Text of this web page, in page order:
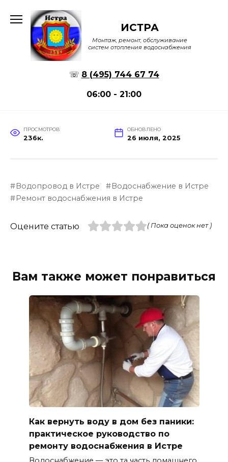
содержанию
ИСТРА
Монтаж, ремонт, обслуживание
систем отопления водоснабжения
☏ 8 (495) 744 67 74
06:00 - 21:00
ПРОСМОТРОВ
236к.
ОБНОВЛЕНО
26 июля, 2025
Водопровод в Истре
Водоснабжение в Истре
Ремонт водоснабжения в Истре
Оцените статью ( Пока оценок нет )
Вам также может понравиться
Как вернуть воду в дом без паники:
практическое руководство по
ремонту водоснабжения в Истре